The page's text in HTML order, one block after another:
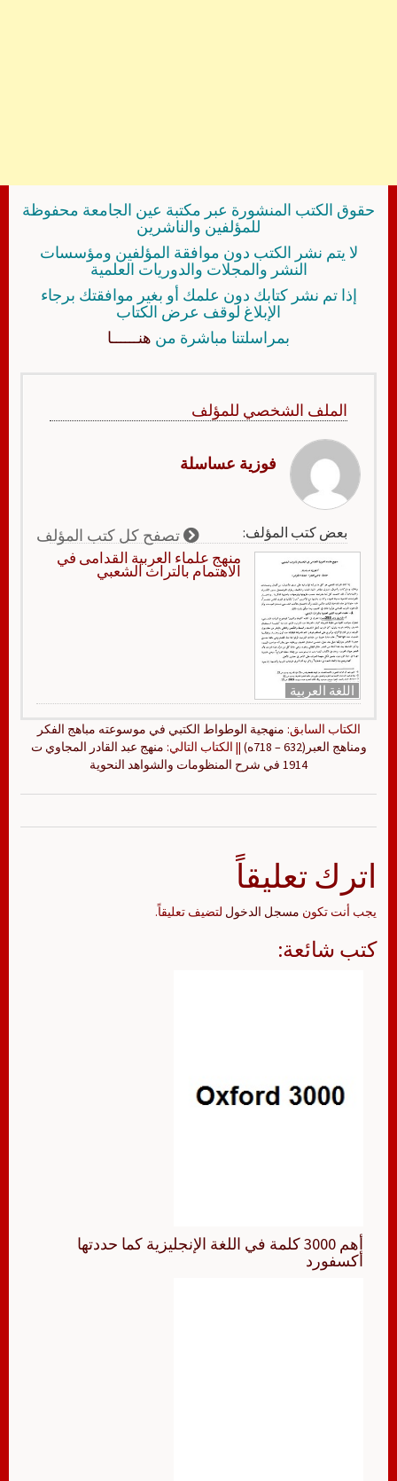
حقوق الكتب المنشورة عبر مكتبة عين الجامعة محفوظة
للمؤلفين والناشرين
لا يتم نشر الكتب دون موافقة المؤلفين ومؤسسات
النشر والمجلات والدوريات العلمية
إذا تم نشر كتابك دون علمك أو بغير موافقتك برجاء
الإبلاغ لوقف عرض الكتاب
بمراسلتنا مباشرة من هنــــــا
الملف الشخصي للمؤلف
فوزية عساسلة
بعض كتب المؤلف: تصفح كل كتب المؤلف
اللغة العربية
منهج علماء العربية القدامى في
الاهتمام بالتراث الشعبي
الكتاب السابق: منهجية الوطواط الكتبي في موسوعته مباهج الفكر
ومناهج العبر(632 – 718ه)
|| الكتاب التالي: منهج عبد القادر المجاوي ت
1914 في شرح المنظومات والشواهد النحوية
اترك تعليقاً
يجب أنت تكون مسجل الدخول لتضيف تعليقاً.
كتب شائعة:
أهم 3000 كلمة في اللغة الإنجليزية كما حددتها
أكسفورد